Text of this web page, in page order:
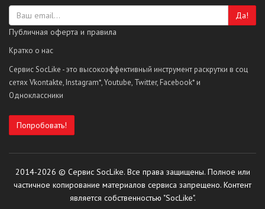
Да!
Публичная оферта и правила
Кратко о нас
Сервис SocLike - это высокоэффективный инструмент раскрутки в соц
сетях Vkontakte, Instagram*, Youtube, Twitter, Facebook* и
Одноклассники
Попробовать!
2014-2026 © Сервис SocLike. Все права защищены. Полное или
частичное копирование материалов сервиса запрещено. Контент
является собственностью "SocLike".